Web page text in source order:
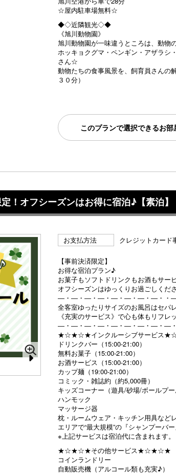
☆屋内駐車場無料☆
◆◇近隣観光◇◆
《旭川動物園》
旭川動物園が一味違うところは、動物
ホッキョクグマ・ペンギン・アザラシ
さん☆
動物たちの食事風景を、飼育員さんの
３０分）
このプランで選択できるお部
！オフシーズンはお得に宿泊♪【素泊】
お支払方法 クレジットカード
【事前決済限定】
お得な宿泊プラン♪
お菓子もソフトドリンクもお酒もサー
オフシーズンはゆっくりお過ごしくだ
―・―・―・―・―・―・―・―・・
全客室ゆったりサイズのお風呂はセパ
《充実のサービス》で心も体もリフレ
―・―・―・―・―・―・―・―・―
★☆★☆★インクルーシブサービス
ドリンクバー（15:00-21:00）
無料お菓子（15:00-21:00）
お酒サービス（15:00-21:00）
カップ麺（19:00-21:00）
コミック・雑誌約（約5,000冊）
キッズコーナー（遊具/砂場/ボールプー
ハンモック
マッサージ器
枕・ルームウェア・キッチン用具など
エリアで“最大規模”の『シャンプーバ
※上記サービスは宿泊代に含まれます。
★☆★☆★その他サービス★☆★☆★
コインランドリー
自動販売機（アルコール類も充実♪）